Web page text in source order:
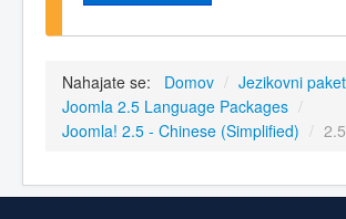
Nahajate se: Domov / Jezikovni
Joomla 2.5 Language Packages /
Joomla! 2.5 - Chinese (Simplified) /